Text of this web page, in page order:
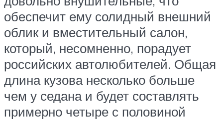
обеспечит ему солидный внешний
облик и вместительный салон,
который, несомненно, порадует
российских автолюбителей. Общая
длина кузова несколько больше
чем у седана и будет составлять
примерно четыре с половиной